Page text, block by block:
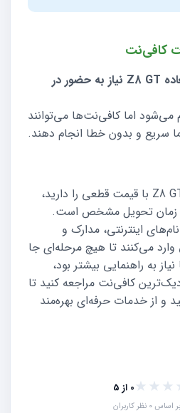
کافی‌نت
آیا ثبت‌نام فروش فوق‌العاده Z8 GT نیاز به حضور در
می‌شود اما کافی‌نت‌ها می‌توانند
سریع و بدون خطا انجام دهند.
اگر قصد خرید خودروی Z8 GT با قیمت قطعی را دارید،
زمان تحویل مشخص است.
اینترنتی، مدارک و
می‌کنند تا هیچ مرحله‌ای جا
به راهنمایی بیشتر بود،
کافی‌نت مراجعه کنید تا
و از خدمات حرفه‌ای بهره‌مند
0 از 5
بر اساس 0 نظر کاربران